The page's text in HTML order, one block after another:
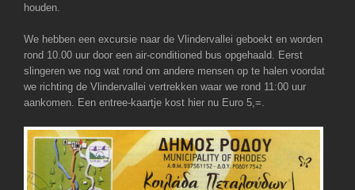
houden.
We hebben een excursie naar de Vlindervallei geboekt en worden
rond 10.00 uur door een air-conditioned bus opgehaald. Eerst
slingeren we nog wat rond om andere mensen op te halen voordat
we richting de Vlindervallei vertrekken waar we rond 11:00 uur
aankomen. Een entree-kaartje kost hier nu Euro 5,=.